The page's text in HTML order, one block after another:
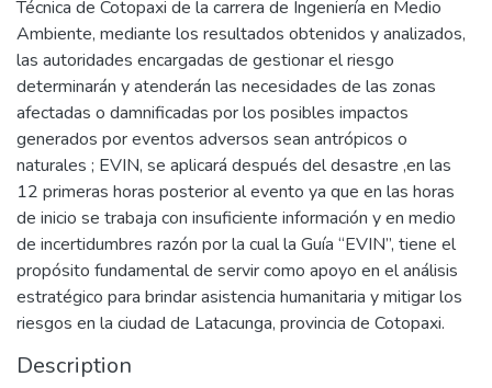
Técnica de Cotopaxi de la carrera de Ingeniería en Medio
Ambiente, mediante los resultados obtenidos y analizados,
las autoridades encargadas de gestionar el riesgo
determinarán y atenderán las necesidades de las zonas
afectadas o damnificadas por los posibles impactos
generados por eventos adversos sean antrópicos o
naturales ; EVIN, se aplicará después del desastre ,en las
12 primeras horas posterior al evento ya que en las horas
de inicio se trabaja con insuficiente información y en medio
de incertidumbres razón por la cual la Guía “EVIN”, tiene el
propósito fundamental de servir como apoyo en el análisis
estratégico para brindar asistencia humanitaria y mitigar los
riesgos en la ciudad de Latacunga, provincia de Cotopaxi.
Description